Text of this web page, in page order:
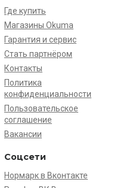
Где купить
Магазины Okuma
Гарантия и сервис
Стать партнёром
Контакты
Политика
конфиденциальности
Пользовательское
соглашение
Вакансии
Соцсети
Нормарк в Вконтакте